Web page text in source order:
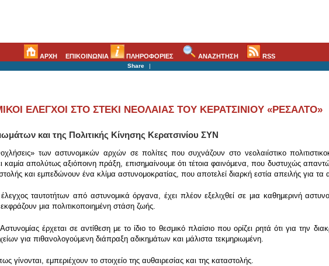
ΑΡΧΗ ΕΠΙΚΟΙΝΩΝΙΑ ΠΛΗΡΟΦΟΡΙΕΣ ΑΝΑΖΗΤΗΣΗ RSS
Share |
ΕΛΕΓΧΟΙ ΣΤΟ ΣΤΕΚΙ ΝΕΟΛΑΙΑΣ ΤΟΥ ΚΕΡΑΤΣΙΝΙΟΥ «ΡΕΣΑΛΤΟ»
και της Πολιτικής Κίνησης Κερατσινίου ΣΥΝ
των αστυνομικών αρχών σε πολίτες που συχνάζουν στο νεολαιίστικο
καμία απολύτως αξιόποινη πράξη, επισημαίνουμε ότι τέτοια φαινόμενα, που δυστυχώς
και εμπεδώνουν ένα κλίμα αστυνομοκρατίας, που αποτελεί διαρκή εστία απειλής για τα
ταυτοτήτων από αστυνομικά όργανα, έχει πλέον εξελιχθεί σε μια καθημερινή
μια πολιτικοποιημένη στάση ζωής.
έρχεται σε αντίθεση με το ίδιο το θεσμικό πλαίσιο που ορίζει ρητά ότι για την
για πιθανολογούμενη διάπραξη αδικημάτων και μάλιστα τεκμηριωμένη.
γίνονται, εμπεριέχουν το στοιχείο της αυθαιρεσίας και της καταστολής.